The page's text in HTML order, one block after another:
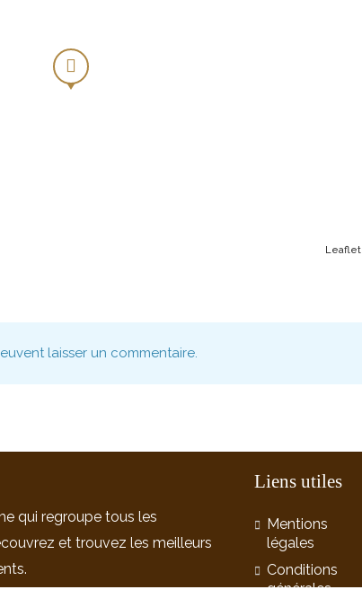
Leaflet
laisser un commentaire.
qui regroupe tous les
et trouvez les meilleurs
Liens utiles
Mentions
légales
Conditions
générales